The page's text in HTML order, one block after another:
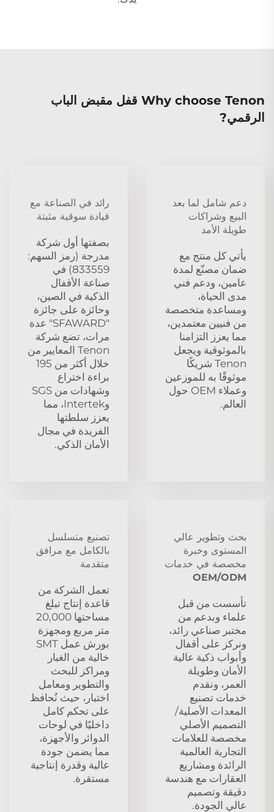
Why choose Tenon قفل مقبض الباب
الرقمي?
دعم شامل لما بعد
البيع وشراكات
طويلة الأمد
يأتي كل منتج مع
ضمان مصنّع لمدة
عامين، ودعم فني
مدى الحياة،
ومساعدة متخصصة
من فنيين معتمدين،
مما يعزز التزامنا
بالموثوقية ويجعل
Tenon شريكًا
موثوقًا به للموزعين
وعملاء OEM حول
العالم.
رائد في الصناعة مع
قيادة سوقية مثبتة
بصفتها أول شركة
مدرجة (رمز السهم:
833559) في
صناعة الأقفال
الذكية في الصين،
وحائزة على جائزة
"SFAWARD" عدة
مرات، تضع شركة
Tenon المعايير من
خلال أكثر من 195
براءة اختراع
وشهادات من SGS
وIntertek، مما
يعزز سلطتها
الفريدة في مجال
الأمان الذكي.
بحث وتطوير عالي
المستوى وخبرة
مخصصة في خدمات
OEM/ODM
تأسست من قبل
علماء وبدعم من
مختبر صناعي رائد،
ونركز على أقفال
وأبواب ذكية عالية
الأمان وطويلة
العمر، ونقدم
خدمات تصنيع
المعدات الأصلية/
التصميم الأصلي
مخصصة للعلامات
التجارية العالمية
الرائدة ومشاريع
العقارات مع هندسة
دقيقة وتصميم
عالي الجودة.
تصنيع متسلسل
بالكامل مع مرافق
متقدمة
تعمل الشركة من
قاعدة إنتاج تبلغ
مساحتها 20,000
متر مربع ومجهزة
بورش عمل SMT
خالية من الغبار
ومراكز للبحث
والتطوير ومعامل
اختبار، حيث نُحافظ
على تحكم كامل
داخليًا في لوحات
الدوائر والأجهزة،
مما يضمن جودة
عالية وقدرة إنتاجية
مستقرة.